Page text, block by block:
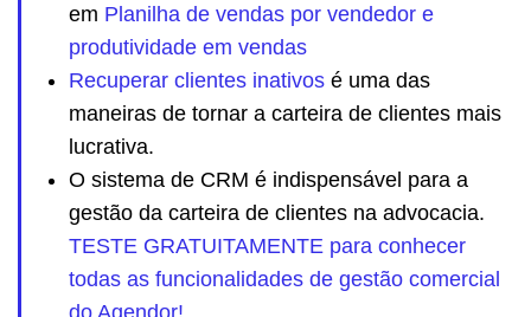
em Planilha de vendas por vendedor e
produtividade em vendas
Recuperar clientes inativos é uma das
maneiras de tornar a carteira de clientes mais
lucrativa.
O sistema de CRM é indispensável para a
gestão da carteira de clientes na advocacia.
TESTE GRATUITAMENTE para conhecer
todas as funcionalidades de gestão comercial
do Agendor!